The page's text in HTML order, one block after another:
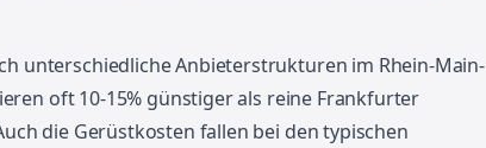
unterschiedliche Anbieterstrukturen im Rhein-Main-
oft 10-15% günstiger als reine Frankfurter
die Gerüstkosten fallen bei den typischen